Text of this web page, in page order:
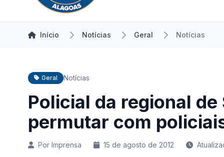
Início Notícias Geral Notícias
Geral Notícias
Policial da regional
permutar com
Por Imprensa 15 de agosto de 2012